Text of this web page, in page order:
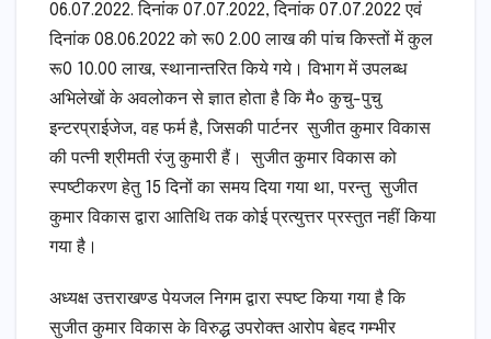
06.07.2022. दिनांक 07.07.2022, दिनांक 07.07.2022 एवं
दिनांक 08.06.2022 को रू0 2.00 लाख की पांच किस्तों में कुल
रू0 10.00 लाख, स्थानान्तरित किये गये। विभाग में उपलब्ध
अभिलेखों के अवलोकन से ज्ञात होता है कि मै० कुचु-पुचु
इन्टरप्राईजेज, वह फर्म है, जिसकी पार्टनर सुजीत कुमार विकास
की पत्नी श्रीमती रंजु कुमारी हैं। सुजीत कुमार विकास को
स्पष्टीकरण हेतु 15 दिनों का समय दिया गया था, परन्तु सुजीत
कुमार विकास द्वारा आतिथि तक कोई प्रत्युत्तर प्रस्तुत नहीं किया
गया है।
अध्यक्ष उत्तराखण्ड पेयजल निगम द्वारा स्पष्ट किया गया है कि
सुजीत कुमार विकास के विरुद्ध उपरोक्त आरोप बेहद गम्भीर